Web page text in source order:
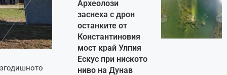
Археолози
заснеха с дрон
останките от
Константиновия
мост край Улпия
Ескус при ниското
ниво на Дунав